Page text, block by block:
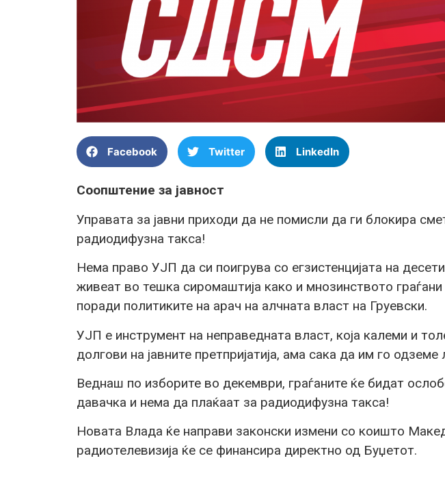
Facebook Twitter LinkedIn
Соопштение за јавност
Управата за јавни приходи да не помисли да ги блокира
радиодифузна такса!
Нема право УЈП да си поигрува со егзистенцијата на
живеат во тешка сиромаштија како и мнозинството
поради политиките на арач на алчната власт на Груевски.
УЈП е инструмент на неправедната власт, која калеми и
долгови на јавните претпријатија, ама сака да им го
Веднаш по изборите во декември, граѓаните ќе бидат
давачка и нема да плаќаат за радиодифузна такса!
Новата Влада ќе направи законски измени со коишто
радиотелевизија ќе се финансира директно од Буџетот.